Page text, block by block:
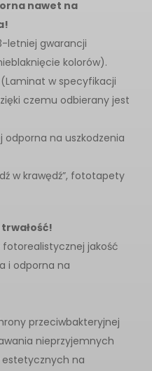
nawet na
letniej gwarancji
kolorów).
w specyfikacji
czemu odbierany jest
odporna na uszkodzenia
w krawędź”, fototapety
fotorealistycznej jakość
i odporna na
przeciwbakteryjnej
nieprzyjemnych
estetycznych na